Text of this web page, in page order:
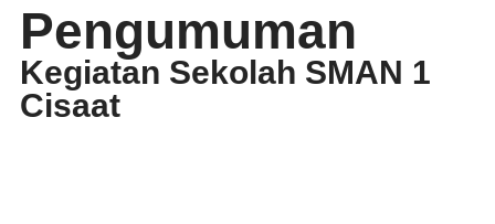
Pengumuman
Kegiatan Sekolah SMAN 1
Cisaat